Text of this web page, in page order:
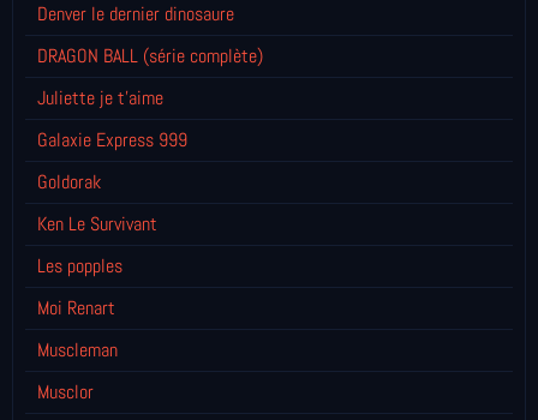
Denver le dernier dinosaure
DRAGON BALL (série complète)
Juliette je t’aime
Galaxie Express 999
Goldorak
Ken Le Survivant
Les popples
Moi Renart
Muscleman
Musclor